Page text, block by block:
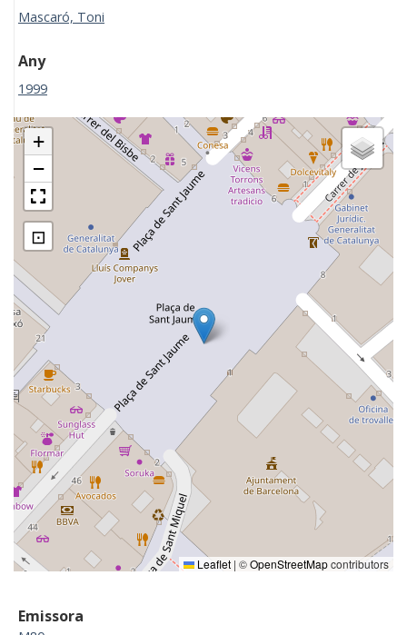
Mascaró, Toni
Any
1999
+
−
⊡
Leaflet | ©OpenStreetMapcontributors
Emissora